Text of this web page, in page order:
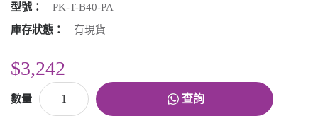
型號：
PK-T-B40-PA
庫存狀態：
有現貨
$3,242
數量 查詢